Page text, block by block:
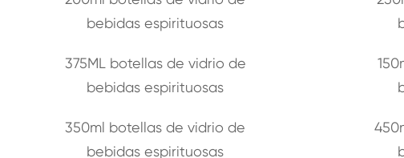
bebidas espirituosas
375ML botellas de vidrio de
bebidas espirituosas
350ml botellas de vidrio de
bebidas espirituosas